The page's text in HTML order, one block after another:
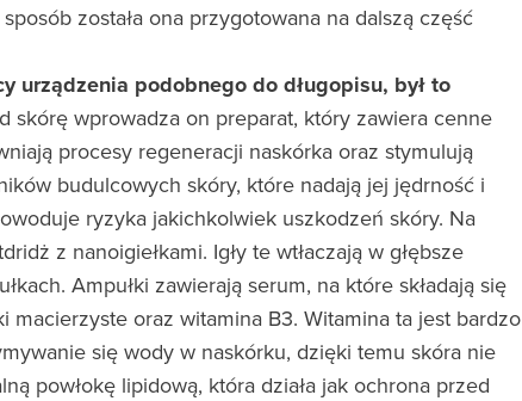
została ona przygotowana na dalszą część
urządzenia podobnego do długopisu, był to
skórę wprowadza on preparat, który zawiera cenne
procesy regeneracji naskórka oraz stymulują
budulcowych skóry, które nadają jej jędrność i
ryzyka jakichkolwiek uszkodzeń skóry. Na
z nanoigiełkami. Igły te wtłaczają w głębsze
Ampułki zawierają serum, na które składają się
oraz witamina B3. Witamina ta jest bardzo
się wody w naskórku, dzięki temu skóra nie
powłokę lipidową, która działa jak ochrona przed